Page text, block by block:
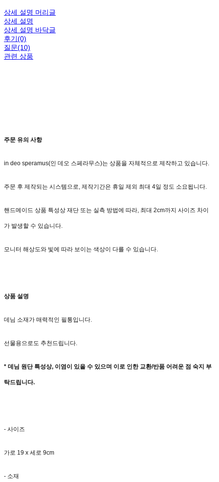
상세 설명 머리글
상세 설명
상세 설명 바닥글
후기(0)
질문(10)
관련 상품
주문 유의 사항
in deo speramus(인 데오 스페라무스)는 상품을 자체적으로 제작하고 있습니다.
주문 후 제작되는 시스템으로, 제작기간은 휴일 제외 최대 4일 정도 소요됩니다.
핸드메이드 상품 특성상 재단 또는 실측 방법에 따라, 최대 2cm까지 사이즈 차이
가 발생할 수 있습니다.
모니터 해상도와 빛에 따라 보이는 색상이 다를 수 있습니다.
상품 설명
데님 소재가 매력적인 필통입니다.
선물용으로도 추천드립니다.
* 데님 원단 특성상, 이염이 있을 수 있으며 이로 인한 교환/반품 어려운 점 숙지 부
탁드립니다.
- 사이즈
가로 19 x 세로 9cm
- 소재